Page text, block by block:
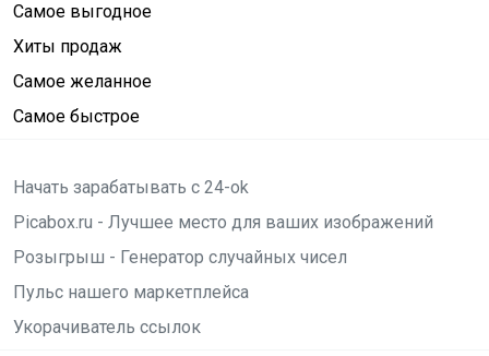
Самое выгодное
Хиты продаж
Самое желанное
Самое быстрое
Начать зарабатывать с 24-ok
Picabox.ru - Лучшее место для ваших изображений
Розыгрыш - Генератор случайных чисел
Пульс нашего маркетплейса
Укорачиватель ссылок